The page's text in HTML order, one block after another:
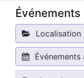
Événements
Localisation
Événements